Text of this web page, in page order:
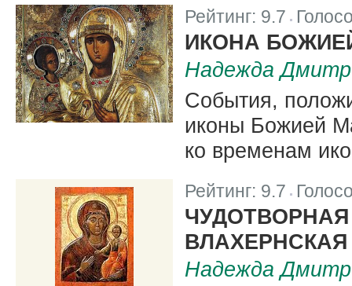
Рейтинг: 9.7 |
ИКОНА
Надежда
События,
иконы Божией
ко временам
Рейтинг: 9.7 |
ВЛАХЕРНСКАЯ
Надежда